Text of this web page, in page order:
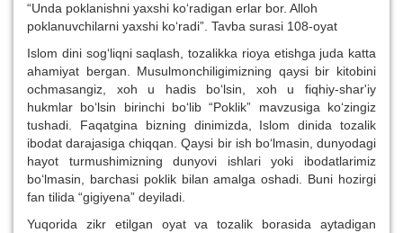
“Unda poklanishni yaxshi ko‘radigan erlar bor. Alloh
poklanuvchilarni yaxshi ko‘radi”. Tavba surasi 108-oyat
Islom dini sog‘liqni saqlash, tozalikka rioya etishga juda katta
ahamiyat bergan. Musulmonchiligimizning qaysi bir kitobini
ochmasangiz, xoh u hadis bo‘lsin, xoh u fiqhiy-shar'iy
hukmlar bo‘lsin birinchi bo‘lib “Poklik” mavzusiga ko‘zingiz
tushadi. Faqatgina bizning dinimizda, Islom dinida tozalik
ibodat darajasiga chiqqan. Qaysi bir ish bo‘lmasin, dunyodagi
hayot turmushimizning dunyovi ishlari yoki ibodatlarimiz
bo‘lmasin, barchasi poklik bilan amalga oshadi. Buni hozirgi
fan tilida “gigiyena” deyiladi.
Yuqorida zikr etilgan oyat va tozalik borasida aytadigan